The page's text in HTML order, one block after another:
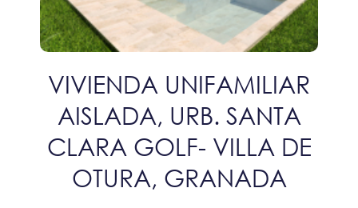
VIVIENDA UNIFAMILIAR
AISLADA, URB. SANTA
CLARA GOLF- VILLA DE
OTURA, GRANADA